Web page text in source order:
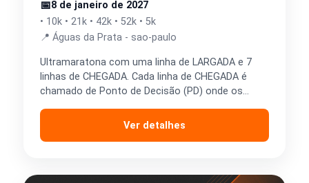
📅8 de janeiro de 2027
• 10k • 21k • 42k • 52k • 5k
📍 Águas da Prata - sao-paulo
Ultramaratona com uma linha de LARGADA e 7
linhas de CHEGADA. Cada linha de CHEGADA é
chamado de Ponto de Decisão (PD) onde os…
Ver detalhes